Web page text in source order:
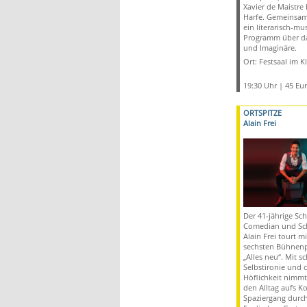
Xavier de
Harfe.
ein literarisch-
Programm über
und Imaginäre.
Ort: Festsaal im
19:30 Uhr | 45
ORTSPITZE
Alain Frei
Der 41-jährige
Comedian und
Alain Frei tourt
sechsten
„Alles neu“. Mit
Selbstironie und
Höflichkeit nimmt
den Alltag aufs
Spaziergang